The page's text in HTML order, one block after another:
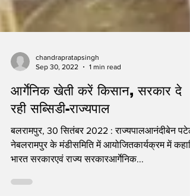
Sep 30, 2022
1 min read
आर्गेनिक खेती करें किसान, सरकार दे
रही सब्सिडी-राज्यपाल
बलरामपुर, 30 सितंबर 2022 : राज्यपालआनंदीबेन पटेल
नेबलरामपुर के मंडीसमिति में आयोजितकार्यक्रम में
भारत सरकारएवं राज्य सरकारआर्गेनिक...